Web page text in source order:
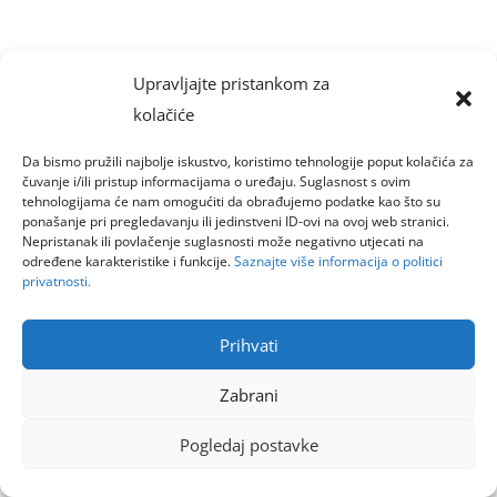
Upravljajte pristankom za
kolačiće
Da bismo pružili najbolje iskustvo, koristimo tehnologije poput kolačića za
čuvanje i/ili pristup informacijama o uređaju. Suglasnost s ovim
tehnologijama će nam omogućiti da obrađujemo podatke kao što su
ponašanje pri pregledavanju ili jedinstveni ID-ovi na ovoj web stranici.
Nepristanak ili povlačenje suglasnosti može negativno utjecati na
određene karakteristike i funkcije.Saznajte više informacija o politici
privatnosti.
Prihvati
Zabrani
Pogledaj postavke